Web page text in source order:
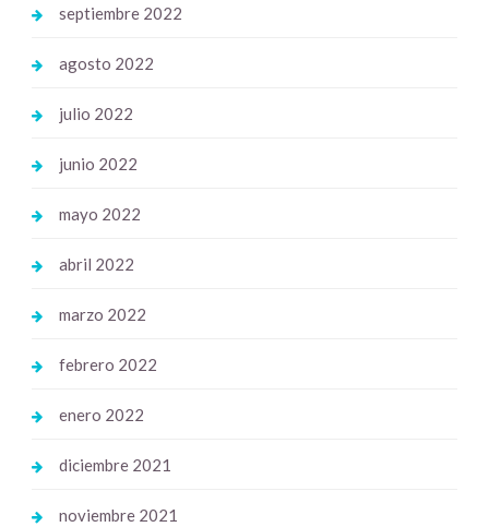
septiembre 2022
agosto 2022
julio 2022
junio 2022
mayo 2022
abril 2022
marzo 2022
febrero 2022
enero 2022
diciembre 2021
noviembre 2021